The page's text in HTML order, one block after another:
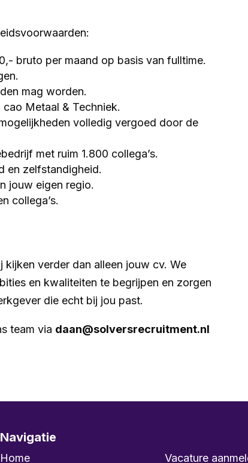
bruto per maand op basis van fulltime.
mag worden.
Metaal & Techniek.
volledig vergoed door de
met ruim 1.800 collega’s.
en zelfstandigheid.
jouw eigen regio.
collega’s.
kijken verder dan alleen jouw cv. We
en kwaliteiten te begrijpen en zorgen
die echt bij jou past.
team via daan@solversrecruitment.nl
Navigatie
Home Vacature